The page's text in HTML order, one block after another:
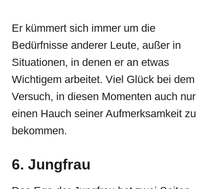
Er kümmert sich immer um die
Bedürfnisse anderer Leute, außer in
Situationen, in denen er an etwas
Wichtigem arbeitet. Viel Glück bei dem
Versuch, in diesen Momenten auch nur
einen Hauch seiner Aufmerksamkeit zu
bekommen.
6. Jungfrau